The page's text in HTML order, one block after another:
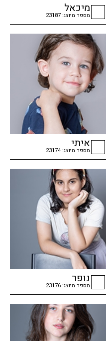
checkbox
מיכאל
מספר מיוצג: 23187
checkbox
איתי
מספר מיוצג: 23174
checkbox
נופר
מספר מיוצג: 23176